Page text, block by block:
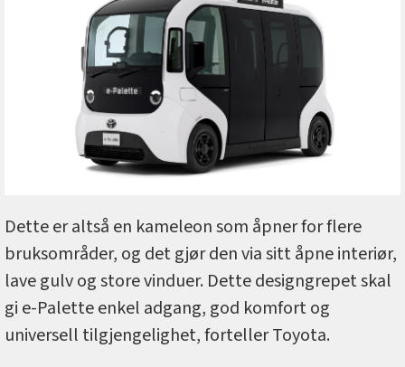
Dette er altså en kameleon som åpner for flere
bruksområder, og det gjør den via sitt åpne interiør,
lave gulv og store vinduer. Dette designgrepet skal
gi e-Palette enkel adgang, god komfort og
universell tilgjengelighet, forteller Toyota.